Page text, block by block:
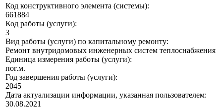
Код конструктивного элемента (системы):
661884
Код работы (услуги):
3
Вид работы (услуги) по капитальному ремонту:
Ремонт внутридомовых инженерных систем теплоснабжения
Единица измерения работы (услуги):
пог.м.
Год завершения работы (услуги):
2045
Дата актуализации информации, указанная пользователем:
30.08.2021